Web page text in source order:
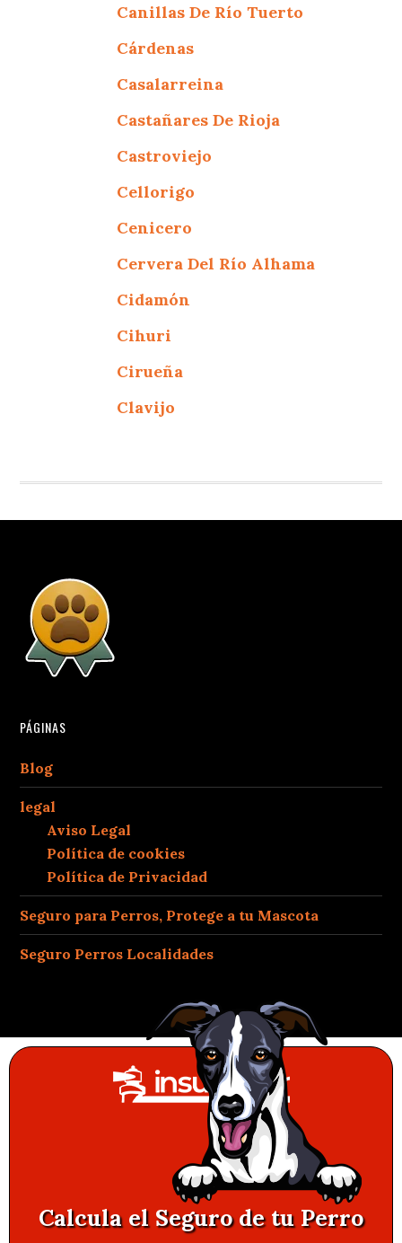
Canillas De Río Tuerto
Cárdenas
Casalarreina
Castañares De Rioja
Castroviejo
Cellorigo
Cenicero
Cervera Del Río Alhama
Cidamón
Cihuri
Cirueña
Clavijo
PÁGINAS
Blog
legal
Aviso Legal
Política de cookies
Política de Privacidad
Seguro para Perros, Protege a tu Mascota
Seguro Perros Localidades
Calcula el Seguro de tu Perro